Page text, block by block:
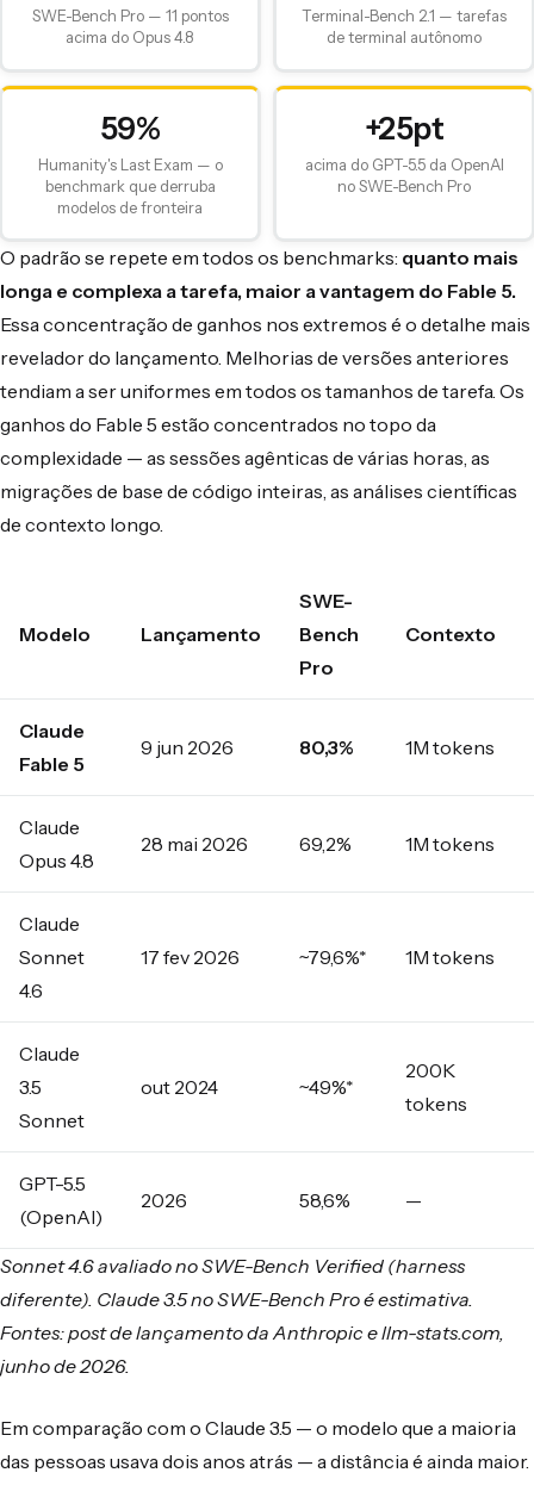
SWE-Bench Pro — 11 pontos
acima do Opus 4.8
Terminal-Bench 2.1 — tarefas
de terminal autônomo
59%
Humanity's Last Exam — o
benchmark que derruba
modelos de fronteira
+25pt
acima do GPT-5.5 da OpenAI
no SWE-Bench Pro
O padrão se repete em todos os benchmarks: quanto mais
longa e complexa a tarefa, maior a vantagem do Fable 5.
Essa concentração de ganhos nos extremos é o detalhe mais
revelador do lançamento. Melhorias de versões anteriores
tendiam a ser uniformes em todos os tamanhos de tarefa. Os
ganhos do Fable 5 estão concentrados no topo da
complexidade — as sessões agênticas de várias horas, as
migrações de base de código inteiras, as análises científicas
de contexto longo.
Modelo Lançamento
SWE-
Bench
Pro
Contexto
Claude
Fable 5
9 jun 2026 80,3% 1M tokens
Claude
Opus 4.8
28 mai 2026 69,2% 1M tokens
Claude
Sonnet
4.6
17 fev 2026 ~79,6%* 1M tokens
Claude
3.5
Sonnet
out 2024 ~49%*
200K
tokens
GPT-5.5
(OpenAI)
2026 58,6% —
Sonnet 4.6 avaliado no SWE-Bench Verified (harness
diferente). Claude 3.5 no SWE-Bench Pro é estimativa.
Fontes: post de lançamento da Anthropic e llm-stats.com,
junho de 2026.
Em comparação com o Claude 3.5 — o modelo que a maioria
das pessoas usava dois anos atrás — a distância é ainda maior.